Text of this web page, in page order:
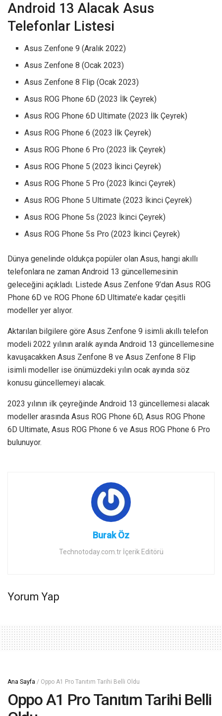
Android 13 Alacak Asus
Telefonlar Listesi
Asus Zenfone 9 (Aralık 2022)
Asus Zenfone 8 (Ocak 2023)
Asus Zenfone 8 Flip (Ocak 2023)
Asus ROG Phone 6D (2023 İlk Çeyrek)
Asus ROG Phone 6D Ultimate (2023 İlk Çeyrek)
Asus ROG Phone 6 (2023 İlk Çeyrek)
Asus ROG Phone 6 Pro (2023 İlk Çeyrek)
Asus ROG Phone 5 (2023 İkinci Çeyrek)
Asus ROG Phone 5 Pro (2023 İkinci Çeyrek)
Asus ROG Phone 5 Ultimate (2023 İkinci Çeyrek)
Asus ROG Phone 5s (2023 İkinci Çeyrek)
Asus ROG Phone 5s Pro (2023 İkinci Çeyrek)
Dünya genelinde oldukça popüler olan Asus, hangi akıllı
telefonlara ne zaman Android 13 güncellemesinin
geleceğini açıkladı. Listede Asus Zenfone 9’dan Asus ROG
Phone 6D ve ROG Phone 6D Ultimate’e kadar çeşitli
modeller yer alıyor.
Aktarılan bilgilere göre Asus Zenfone 9 isimli akıllı telefon
modeli 2022 yılının aralık ayında Android 13 güncellemesine
kavuşacakken Asus Zenfone 8 ve Asus Zenfone 8 Flip
isimli modeller ise önümüzdeki yılın ocak ayında söz
konusu güncellemeyi alacak.
2023 yılının ilk çeyreğinde Android 13 güncellemesi alacak
modeller arasında Asus ROG Phone 6D, Asus ROG Phone
6D Ultimate, Asus ROG Phone 6 ve Asus ROG Phone 6 Pro
bulunuyor.
Burak Öz
Technotoday.com.tr İçerik Editörü
Yorum Yap
Ana Sayfa / Oppo A1 Pro Tanıtım Tarihi Belli Oldu
Oppo A1 Pro Tanıtım Tarihi Belli